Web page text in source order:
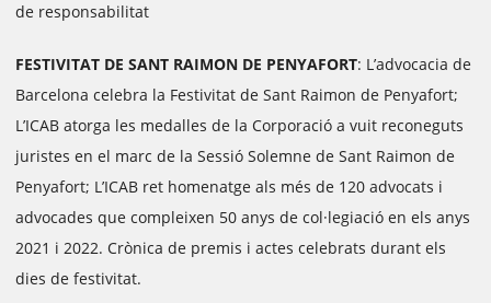
de responsabilitat
FESTIVITAT DE SANT RAIMON DE PENYAFORT: L’advocacia de
Barcelona celebra la Festivitat de Sant Raimon de Penyafort;
L’ICAB atorga les medalles de la Corporació a vuit reconeguts
juristes en el marc de la Sessió Solemne de Sant Raimon de
Penyafort; L’ICAB ret homenatge als més de 120 advocats i
advocades que compleixen 50 anys de col·legiació en els anys
2021 i 2022. Crònica de premis i actes celebrats durant els
dies de festivitat.